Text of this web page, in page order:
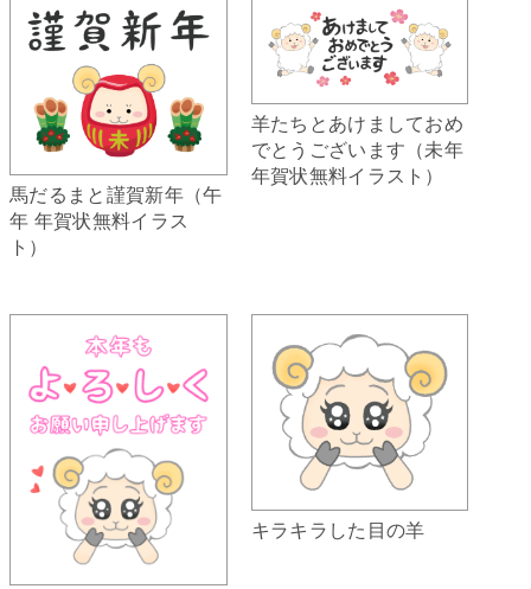
馬だるまと謹賀新年（午
年 年賀状無料イラス
ト）
羊たちとあけましておめ
でとうございます（未年
年賀状無料イラスト）
キラキラした目の羊